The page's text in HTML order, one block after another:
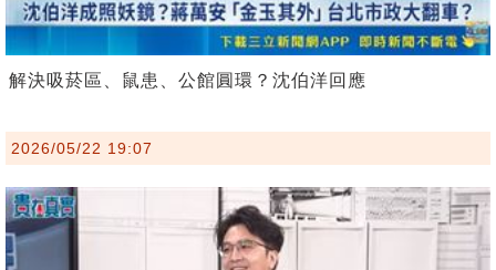
解決吸菸區、鼠患、公館圓環？沈伯洋回應
2026/05/22 19:07